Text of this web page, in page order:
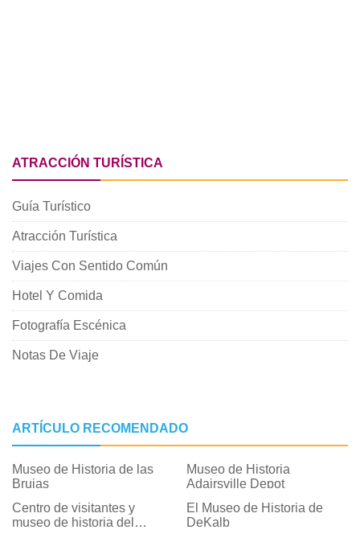
ATRACCIÓN TURÍSTICA
Guía Turístico
Atracción Turística
Viajes Con Sentido Común
Hotel Y Comida
Fotografía Escénica
Notas De Viaje
ARTÍCULO RECOMENDADO
Museo de Historia de las
Brujas
Museo de Historia
Adairsville Depot
Centro de visitantes y
museo de historia del
El Museo de Historia de
DeKalb